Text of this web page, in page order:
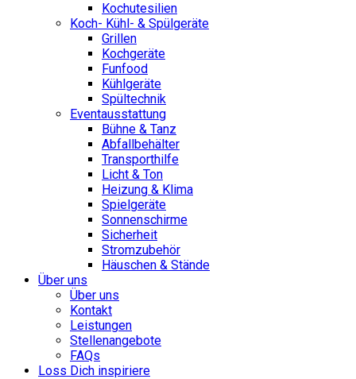
Kochutesilien
Koch- Kühl- & Spülgeräte
Grillen
Kochgeräte
Funfood
Kühlgeräte
Spültechnik
Eventausstattung
Bühne & Tanz
Abfallbehälter
Transporthilfe
Licht & Ton
Heizung & Klima
Spielgeräte
Sonnenschirme
Sicherheit
Stromzubehör
Häuschen & Stände
Über uns
Über uns
Kontakt
Leistungen
Stellenangebote
FAQs
Loss Dich inspiriere